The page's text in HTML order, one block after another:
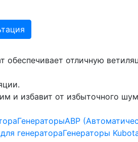
обеспечивает отличную
и избавит от избыточного
ГенераторыАВР
генератораГенераторы